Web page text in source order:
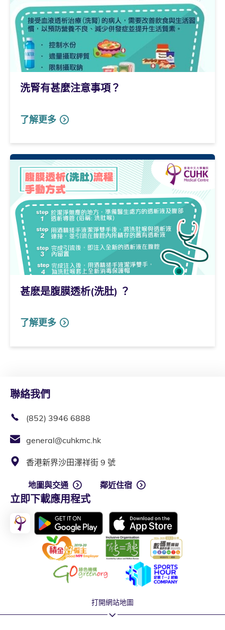
洗腎有甚麼注意事項？
了解更多
甚麽是腹膜透析(洗肚) ？
了解更多
聯絡我們
(852) 3946 6888
general@cuhkmc.hk
香港新界沙田澤祥街 9 號
地圖與交通 鄰近住宿
立即下載應用程式
打開網站地圖